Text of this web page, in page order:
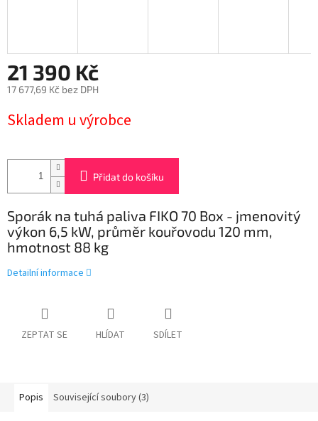
21 390 Kč
17 677,69 Kč bez DPH
cena:
Skladem u výrobce
Přidat do košíku
Sporák na tuhá paliva FIKO 70 Box - jmenovitý
výkon 6,5 kW, průměr kouřovodu 120 mm,
hmotnost 88 kg
Detailní informace
ZEPTAT SE HLÍDAT SDÍLET
Popis Související soubory (3)